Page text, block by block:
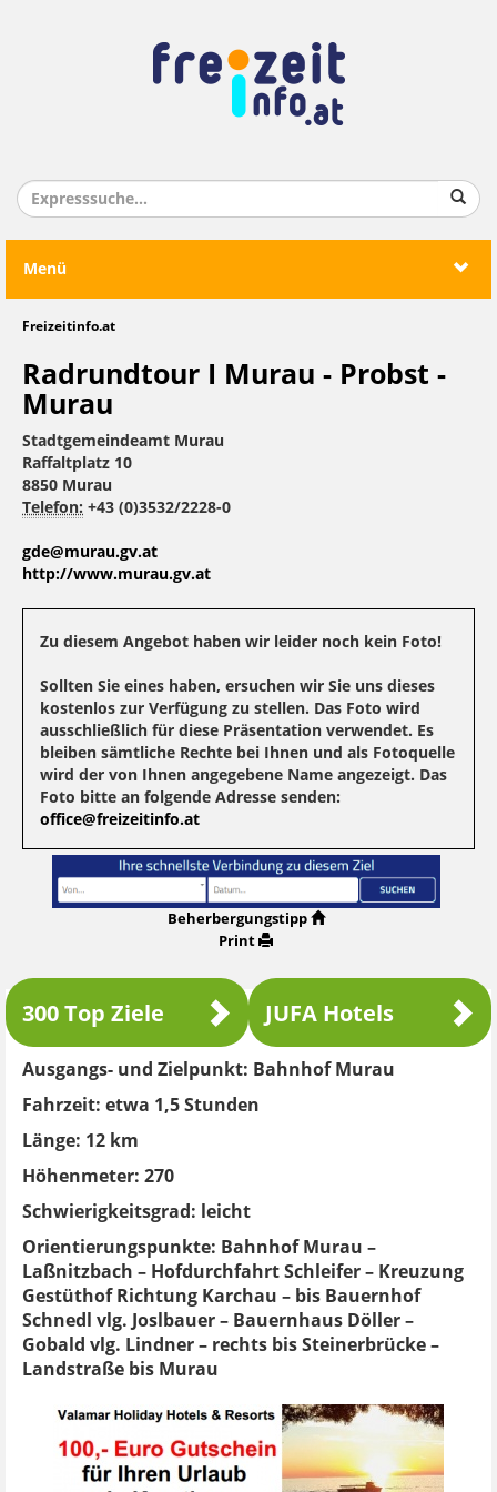
Menü
Freizeitinfo.at
Radrundtour I Murau - Probst -
Murau
Stadtgemeindeamt Murau
Raffaltplatz 10
8850 Murau
Telefon: +43 (0)3532/2228-0
gde@murau.gv.at
http://www.murau.gv.at
Zu diesem Angebot haben wir leider noch kein Foto!
Sollten Sie eines haben, ersuchen wir Sie uns dieses
kostenlos zur Verfügung zu stellen. Das Foto wird
ausschließlich für diese Präsentation verwendet. Es
bleiben sämtliche Rechte bei Ihnen und als Fotoquelle
wird der von Ihnen angegebene Name angezeigt. Das
Foto bitte an folgende Adresse senden:
office@freizeitinfo.at
Beherbergungstipp
Print
300 Top Ziele JUFA Hotels
Ausgangs- und Zielpunkt: Bahnhof Murau
Fahrzeit: etwa 1,5 Stunden
Länge: 12 km
Höhenmeter: 270
Schwierigkeitsgrad: leicht
Orientierungspunkte: Bahnhof Murau –
Laßnitzbach – Hofdurchfahrt Schleifer – Kreuzung
Gestüthof Richtung Karchau – bis Bauernhof
Schnedl vlg. Joslbauer – Bauernhaus Döller –
Gobald vlg. Lindner – rechts bis Steinerbrücke –
Landstraße bis Murau